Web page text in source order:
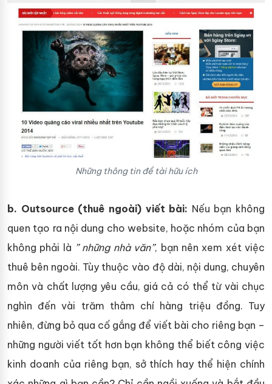
Những thông tin đề tài hữu ích
b. Outsource (thuê ngoài) viết bài: Nếu bạn không
quen tạo ra nội dung cho website, hoặc nhóm của bạn
không phải là ” những nhà văn”, bạn nên xem xét việc
thuê bên ngoài. Tùy thuộc vào độ dài, nội dung, chuyên
môn và chất lượng yêu cầu, giá cả có thể từ vài chục
nghìn đến vài trăm thâm chí hàng triệu đồng. Tuy
nhiên, đừng bỏ qua cố gắng để viết bài cho riêng bạn –
những người viết tốt hơn bạn không thể biết công việc
kinh doanh của riêng bạn, sở thích hay thể hiện chính